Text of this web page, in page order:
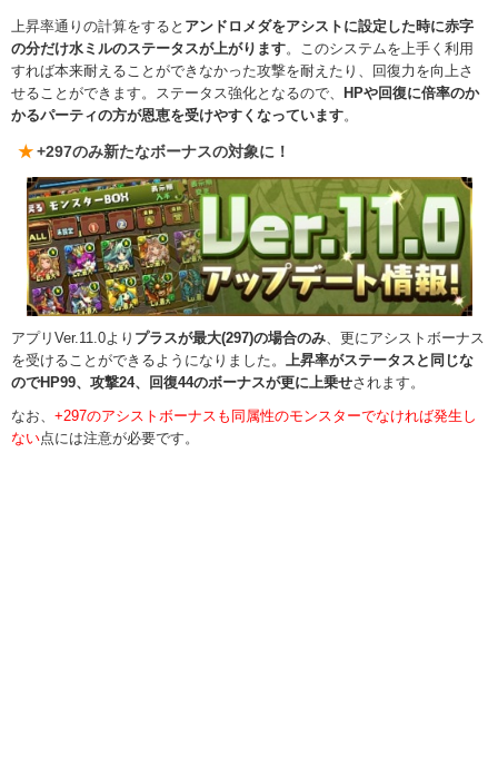
上昇率通りの計算をすると アンドロメダをアシストに設定した時に赤字
の分だけ水ミルのステータスが上がります。このシステムを上手く利用
すれば本来耐えることができなかった攻撃を耐えたり、回復力を向上さ
せることができます。ステータス強化となるので、 HPや回復に倍率のか
かるパーティの方が恩恵を受けやすくなっています。
+297のみ新たなボーナスの対象に！
アプリVer.11.0より プラスが最大(297)の場合のみ 、更にアシストボーナス
を受けることができるようになりました。
上昇率がステータスと同じな
のでHP99、攻撃24、回復44のボーナスが更に上乗せされます。
なお、 +297のアシストボーナスも同属性のモンスターでなければ発生し
ない点には注意が必要です。